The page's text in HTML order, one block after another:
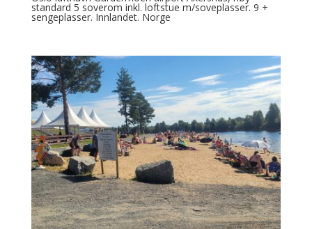
standard 5 soverom inkl. loftstue m/soveplasser. 9 +
sengeplasser. Innlandet. Norge